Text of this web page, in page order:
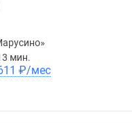
мин.
41 611 ₽/мес